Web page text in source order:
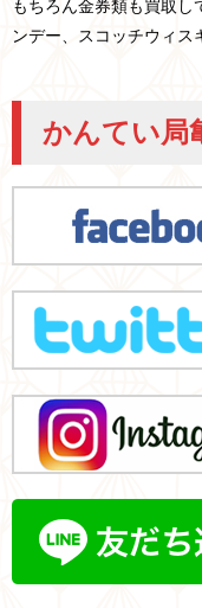
もちろん金券類も買取し
ンデー、スコッチウィス
かんてい局